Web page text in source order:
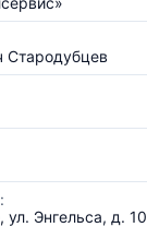
Стародубцев
ул. Энгельса, д. 10